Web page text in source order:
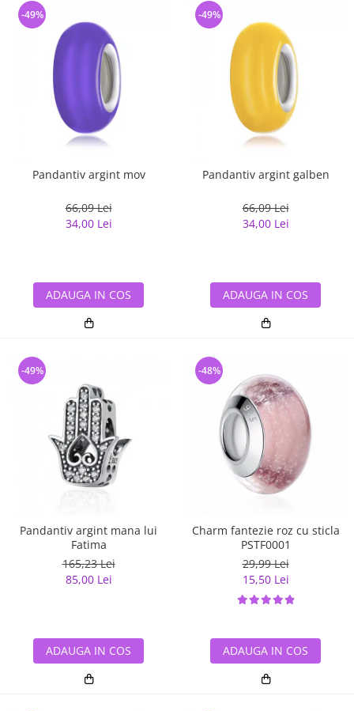
Pandantiv argint mov
66,09 Lei
34,00 Lei
-49%
ADAUGA IN COS
Pandantiv argint galben
66,09 Lei
34,00 Lei
-49%
ADAUGA IN COS
Pandantiv argint mana lui
Fatima
165,23 Lei
85,00 Lei
-49%
ADAUGA IN COS
Charm fantezie roz cu sticla
PSTF0001
29,99 Lei
15,50 Lei
-48%
ADAUGA IN COS